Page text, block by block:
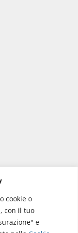
cookie o
con il tuo
e